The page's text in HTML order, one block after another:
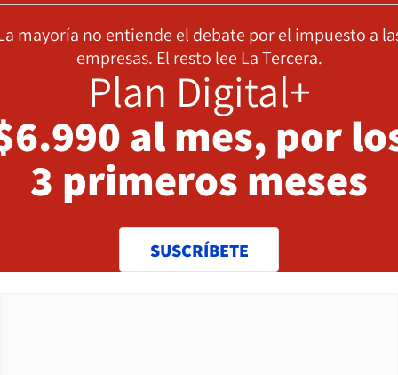
mayoría no entiende el debate por el impuesto a
empresas. El resto lee La Tercera.
Plan Digital+
al mes, por
3 primeros meses
SUSCRÍBETE